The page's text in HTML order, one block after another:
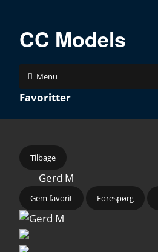
CC Models
Menu
Favoritter
Tilbage
Gerd M
Gem favorit Forespørg